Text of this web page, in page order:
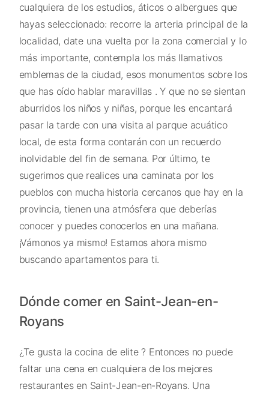
cualquiera de los estudios, áticos o albergues que
hayas seleccionado: recorre la arteria principal de la
localidad, date una vuelta por la zona comercial y lo
más importante, contempla los más llamativos
emblemas de la ciudad, esos monumentos sobre los
que has oído hablar maravillas . Y que no se sientan
aburridos los niños y niñas, porque les encantará
pasar la tarde con una visita al parque acuático
local, de esta forma contarán con un recuerdo
inolvidable del fin de semana. Por último, te
sugerimos que realices una caminata por los
pueblos con mucha historia cercanos que hay en la
provincia, tienen una atmósfera que deberías
conocer y puedes conocerlos en una mañana.
¡Vámonos ya mismo! Estamos ahora mismo
buscando apartamentos para ti.
Dónde comer en Saint-Jean-en-
Royans
¿Te gusta la cocina de elite ? Entonces no puede
faltar una cena en cualquiera de los mejores
restaurantes en Saint-Jean-en-Royans. Una